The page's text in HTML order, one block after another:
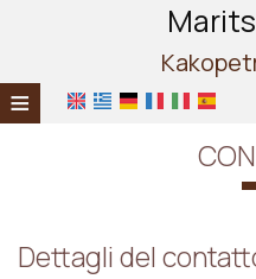
≡
Dettagli del